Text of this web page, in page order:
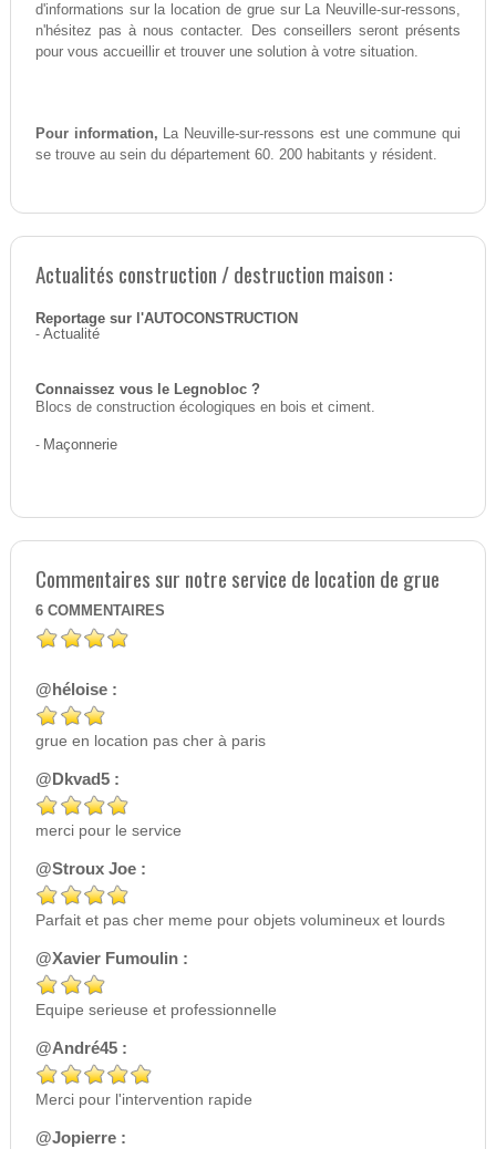
d'informations sur la location de grue sur La Neuville-sur-ressons,
n'hésitez pas à nous contacter. Des conseillers seront présents
pour vous accueillir et trouver une solution à votre situation.
Pour information, La Neuville-sur-ressons est une commune qui
se trouve au sein du département 60. 200 habitants y résident.
Actualités construction / destruction maison :
Reportage sur l'AUTOCONSTRUCTION
- Actualité
Connaissez vous le Legnobloc ?
Blocs de construction écologiques en bois et ciment.
- Maçonnerie
Commentaires sur notre service de location de grue
6 COMMENTAIRES
@héloise :
grue en location pas cher à paris
@Dkvad5 :
merci pour le service
@Stroux Joe :
Parfait et pas cher meme pour objets volumineux et lourds
@Xavier Fumoulin :
Equipe serieuse et professionnelle
@André45 :
Merci pour l'intervention rapide
@Jopierre :